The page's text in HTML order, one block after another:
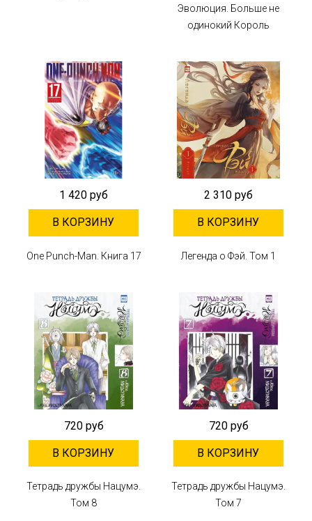
Эволюция. Больше не
одинокий Король
1 420 руб
В КОРЗИНУ
One Punch-Man. Книга 17
2 310 руб
В КОРЗИНУ
Легенда о Фэй. Том 1
720 руб
В КОРЗИНУ
Тетрадь дружбы Нацумэ.
Том 8
720 руб
В КОРЗИНУ
Тетрадь дружбы Нацумэ.
Том 7